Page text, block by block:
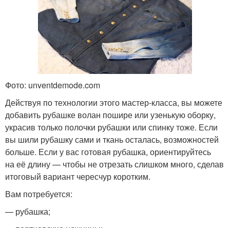
Фото: unventdemode.com
Действуя по технологии этого мастер-класса, вы можете
добавить рубашке волан пошире или узенькую оборку,
украсив только полочки рубашки или спинку тоже. Если
вы шили рубашку сами и ткань осталась, возможностей
больше. Если у вас готовая рубашка, ориентируйтесь
на её длину — чтобы не отрезать слишком много, сделав
итоговый вариант чересчур коротким.
Вам потребуется:
— рубашка;